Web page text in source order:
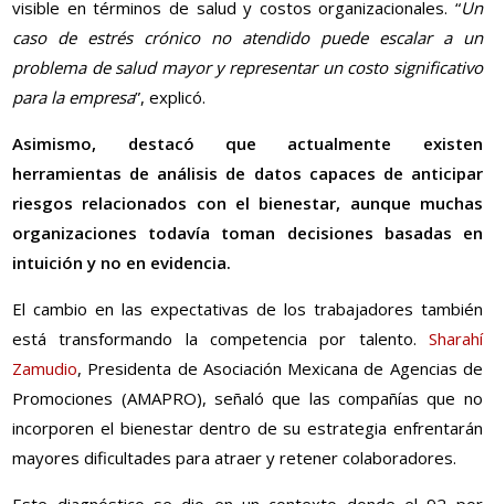
visible en términos de salud y costos organizacionales. “Un
caso de estrés crónico no atendido puede escalar a un
problema de salud mayor y representar un costo significativo
para la empresa”, explicó.
Asimismo, destacó que actualmente existen
herramientas de análisis de datos capaces de anticipar
riesgos relacionados con el bienestar, aunque muchas
organizaciones todavía toman decisiones basadas en
intuición y no en evidencia.
El cambio en las expectativas de los trabajadores también
está transformando la competencia por talento. Sharahí
Zamudio, Presidenta de Asociación Mexicana de Agencias de
Promociones (AMAPRO), señaló que las compañías que no
incorporen el bienestar dentro de su estrategia enfrentarán
mayores dificultades para atraer y retener colaboradores.